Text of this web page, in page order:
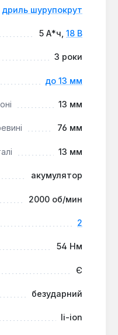
служби та менше
Дозволяє легко та
процес.
моменту
під різні
рукоятка
протягом
покращує
дриль шурупокрут
5 А*ч, 18 В
3 роки
до 13 мм
13 мм
76 мм
13 мм
акумулятор
2000 об/мин
2
54 Нм
Є
безударний
li-ion